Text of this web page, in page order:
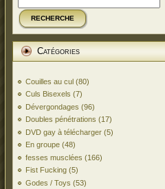
RECHERCHE
Catégories
Couilles au cul (80)
Culs Bisexels (7)
Dévergondages (96)
Doubles pénétrations (17)
DVD gay à télécharger (5)
En groupe (48)
fesses musclées (166)
Fist Fucking (5)
Godes / Toys (53)